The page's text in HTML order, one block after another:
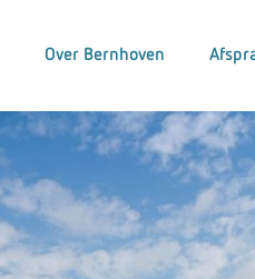
Over Bernhoven